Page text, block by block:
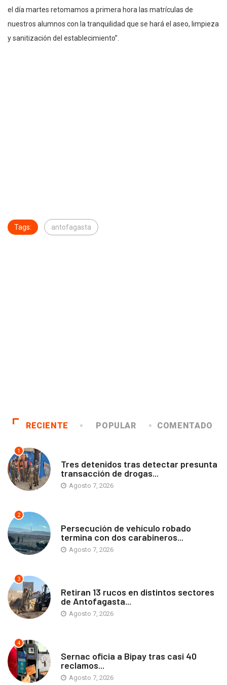
el día martes retomamos a primera hora las matrículas de
nuestros alumnos con la tranquilidad que se hará el aseo, limpieza
y sanitización del establecimiento”.
Tags: antofagasta
RECIENTE POPULAR COMENTADO
1
Tres detenidos tras detectar presunta
transacción de drogas...
Agosto 7, 2026
2
Persecución de vehículo robado
termina con dos carabineros...
Agosto 7, 2026
3
Retiran 13 rucos en distintos sectores
de Antofagasta...
Agosto 7, 2026
4
Sernac oficia a Bipay tras casi 40
reclamos...
Agosto 7, 2026